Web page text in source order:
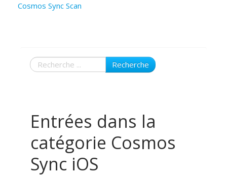
Connexion
Cosmos Sync Scan
Recherche
Entrées dans la
catégorie Cosmos
Sync iOS